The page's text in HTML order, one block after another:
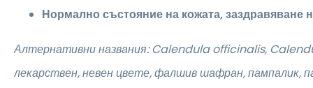
Нормално състояние на кожата, заздравяване
Алтернативни названия:Calendula officinalis,
лекарствен, невен цвете, фалшив шафран, пампалик,